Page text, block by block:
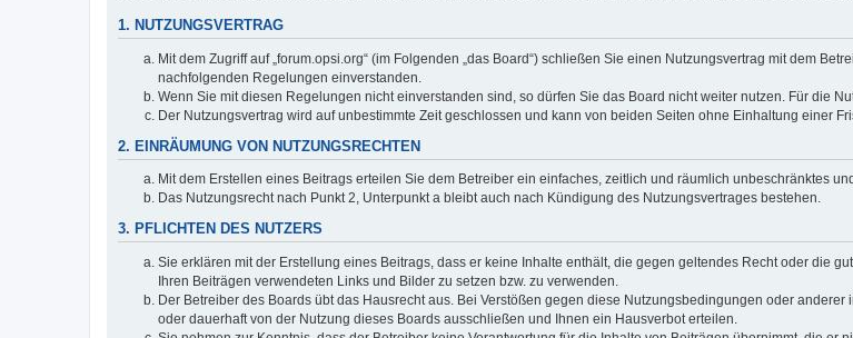
1. NUTZUNGSVERTRAG
Mit dem Zugriff auf „forum.opsi.org“ (im Folgenden „das Board“) schließen Sie einen Nutzungsvertrag mit dem
nachfolgenden Regelungen einverstanden.
Wenn Sie mit diesen Regelungen nicht einverstanden sind, so dürfen Sie das Board nicht weiter nutzen. Für die
Der Nutzungsvertrag wird auf unbestimmte Zeit geschlossen und kann von beiden Seiten ohne Einhaltung einer
2. EINRÄUMUNG VON NUTZUNGSRECHTEN
Mit dem Erstellen eines Beitrags erteilen Sie dem Betreiber ein einfaches, zeitlich und räumlich unbeschränktes
Das Nutzungsrecht nach Punkt 2, Unterpunkt a bleibt auch nach Kündigung des Nutzungsvertrages bestehen.
3. PFLICHTEN DES NUTZERS
Sie erklären mit der Erstellung eines Beitrags, dass er keine Inhalte enthält, die gegen geltendes Recht oder die
Ihren Beiträgen verwendeten Links und Bilder zu setzen bzw. zu verwenden.
Der Betreiber des Boards übt das Hausrecht aus. Bei Verstößen gegen diese Nutzungsbedingungen oder
oder dauerhaft von der Nutzung dieses Boards ausschließen und Ihnen ein Hausverbot erteilen.